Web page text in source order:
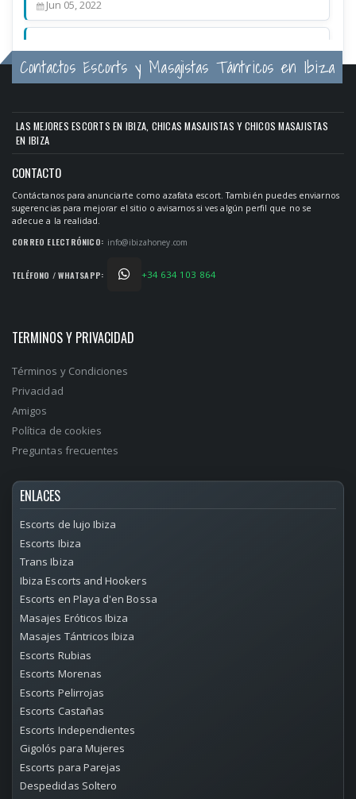
Jun 05, 2022
Mar 15, 2022
Mar 13, 2022
Las escorts con vídeo en su perfil trabajan más
Feb 23, 2022
¿Es fácil encontrar piso para las escorts en Ibiza?
Jan 30, 2022
La prostitución en Ibiza en las épocas Fenicia y Romana.
escorts de agencias
¿Vendrán las escorts este verano a Ibiza?
¿Cuánto cuesta una mamada en Ibiza?
La escort con las tetas más grandes de Ibiza
5 cosas que debes saber antes de contratar una escort
en Ibiza
Mar 16, 2021
Fiestas swingers en Ibiza
Nov 13, 2020
Pros y contras de desvirgarse con una puta
Jul 31, 2020
¿Se escribe escorts o scorts?
Jul 27, 2020
¿Cuantas putas hay en Ibiza?
Contactos Escorts y Masajistas Tántricos en Ibiza
LAS MEJORES ESCORTS EN IBIZA, CHICAS MASAJISTAS Y CHICOS MASAJISTAS
EN IBIZA
CONTACTO
Contáctanos para anunciarte como azafata escort. También puedes enviarnos
sugerencias para mejorar el sitio o avisarnos si ves algún perfil que no se
adecue a la realidad.
CORREO ELECTRÓNICO: info@ibizahoney.com
TELÉFONO / WHATSAPP: +34 634 103 864
TERMINOS Y PRIVACIDAD
Términos y Condiciones
Privacidad
Amigos
Política de cookies
Preguntas frecuentes
ENLACES
Escorts de lujo Ibiza
Escorts Ibiza
Trans Ibiza
Ibiza Escorts and Hookers
Escorts en Playa d'en Bossa
Masajes Eróticos Ibiza
Masajes Tántricos Ibiza
Escorts Rubias
Escorts Morenas
Escorts Pelirrojas
Escorts Castañas
Escorts Independientes
Gigolós para Mujeres
Escorts para Parejas
Despedidas Soltero